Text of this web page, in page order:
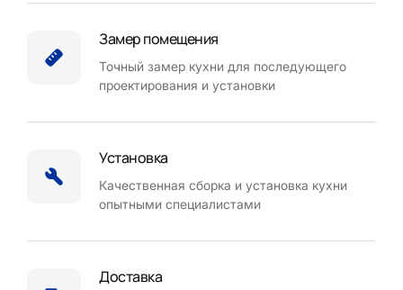
Замер помещения
Точный замер кухни для последующего
проектирования и установки
Установка
Качественная сборка и установка кухни
опытными специалистами
Доставка